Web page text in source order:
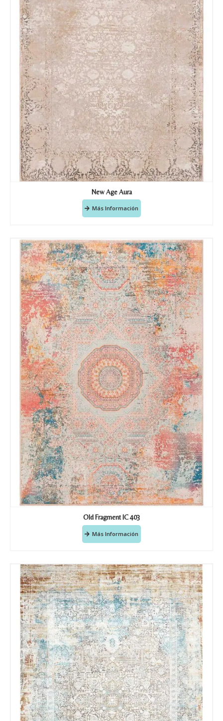
New Age Aura
Más Información
Old Fragment IC 403
Más Información
Nombre y apellido*
Teléfono
Correo electronico
Tu mensaje.
Nombre y Referencia del producto*
Acuerdo RGPD*
Doy mi consentimiento para que
esta web almacene la
información que envío para que
puedan responder a mi petición.
Recibir mi oferta